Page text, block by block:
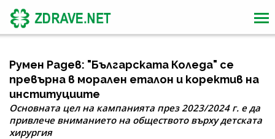
Румен Радев: "Българската Коледа" се
превърна в морален еталон и коректив на
институциите
Основната цел на кампанията през 2023/2024 г. е да
привлече вниманието на обществото върху детската
хирургия